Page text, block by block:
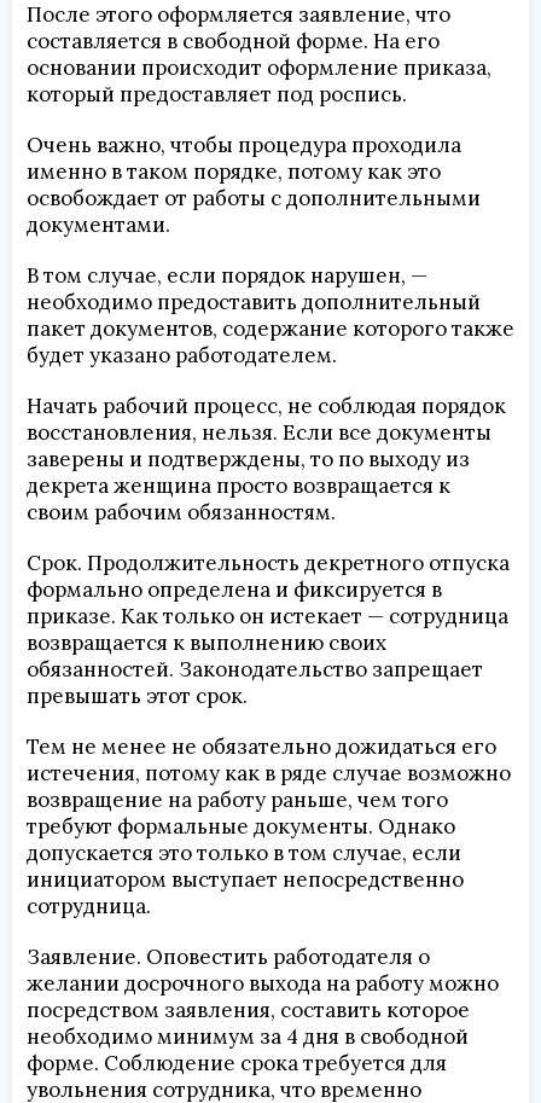
После этого оформляется заявление, что
составляется в свободной форме. На его
основании происходит оформление приказа,
который предоставляет под роспись.
Очень важно, чтобы процедура проходила
именно в таком порядке, потому как это
освобождает от работы с дополнительными
документами.
В том случае, если порядок нарушен, —
необходимо предоставить дополнительный
пакет документов, содержание которого также
будет указано работодателем.
Начать рабочий процесс, не соблюдая порядок
восстановления, нельзя. Если все документы
заверены и подтверждены, то по выходу из
декрета женщина просто возвращается к
своим рабочим обязанностям.
Срок. Продолжительность декретного отпуска
формально определена и фиксируется в
приказе. Как только он истекает — сотрудница
возвращается к выполнению своих
обязанностей. Законодательство запрещает
превышать этот срок.
Тем не менее не обязательно дожидаться его
истечения, потому как в ряде случае возможно
возвращение на работу раньше, чем того
требуют формальные документы. Однако
допускается это только в том случае, если
инициатором выступает непосредственно
сотрудница.
Заявление. Оповестить работодателя о
желании досрочного выхода на работу можно
посредством заявления, составить которое
необходимо минимум за 4 дня в свободной
форме. Соблюдение срока требуется для
увольнения сотрудника, что временно